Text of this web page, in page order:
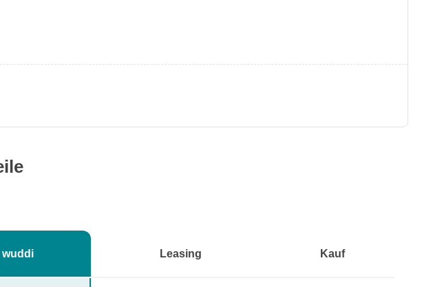
wuddi Leasing Kauf